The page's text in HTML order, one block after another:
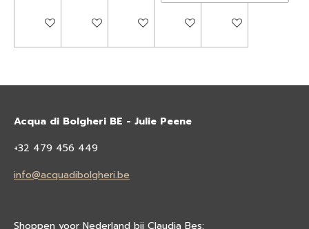
In winkelwagenIn winkelwagenIn winkelwagenIn winkelwagenIn winkelwagen
Acqua di Bolgheri BE - Julie Peene
+32 479 456 449
info@acquadibolgheri.be
Shoppen voor Nederland bij Claudia Bes: